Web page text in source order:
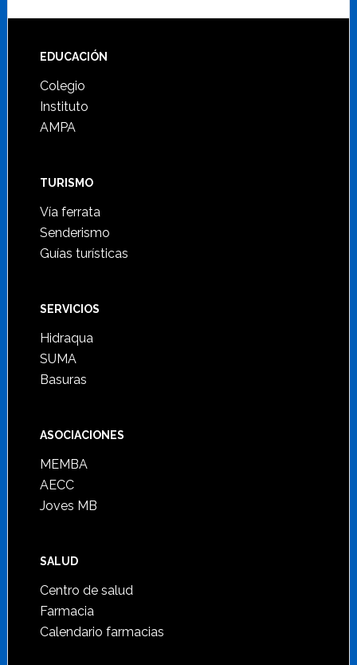
Footer
EDUCACIÓN
Colegio
Instituto
AMPA
TURISMO
Vía ferrata
Senderismo
Guías turísticas
SERVICIOS
Hidraqua
SUMA
Basuras
ASOCIACIONES
MEMBA
AECC
Joves MB
SALUD
Centro de salud
Farmacia
Calendario farmacias